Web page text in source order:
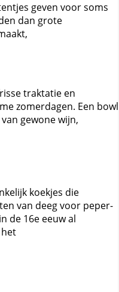
geven voor soms
dan grote
traktatie en
zomerdagen. Een bowl
gewone wijn,
koekjes die
van deeg voor peper-
de 16e eeuw al